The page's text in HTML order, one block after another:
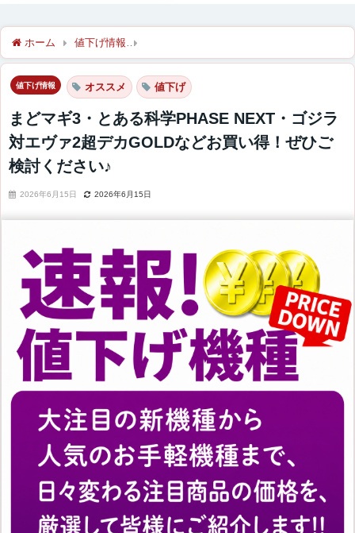
ホーム 値下げ情報
値下げ情報 オススメ 値下げ
まどマギ3・とある科学PHASE NEXT・ゴジラ
対エヴァ2超デカGOLDなどお買い得！ぜひご
検討ください♪
2026年6月15日 2026年6月15日